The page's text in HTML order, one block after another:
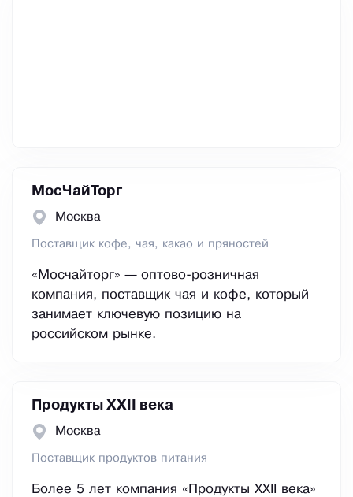
МосЧайТорг
Москва
Поставщик кофе, чая, какао и пряностей
«Мосчайторг» — оптово-розничная
компания, поставщик чая и кофе, который
занимает ключевую позицию на
российском рынке.
Продукты XXII века
Москва
Поставщик продуктов питания
Более 5 лет компания «Продукты XXII века»